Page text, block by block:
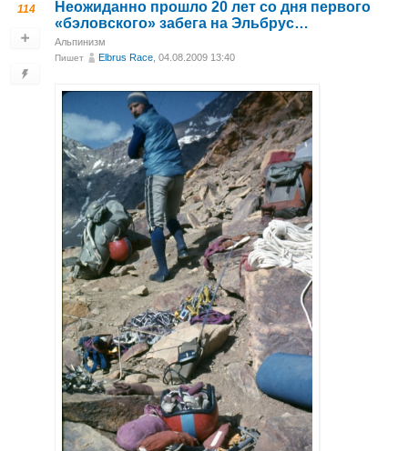
114
Неожиданно прошло 20 лет со дня первого
«бэловского» забега на Эльбрус…
Альпинизм
Пишет Elbrus Race , 04.08.2009 13:40